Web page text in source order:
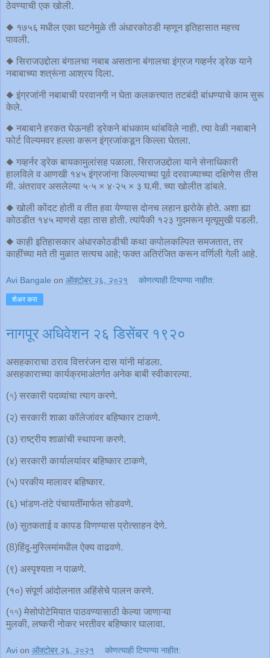
ठेवण्याची एक खोली.
◆ १७५६ मधील एका घटनेमुळे ती अंधारकोठडी म्हणून इतिहासात महत्त्व
पावली.
◆ सिराजउद्दोला बंगालचा नबाब असताना बंगालचा इंग्रज गव्हर्नर ड्रेक याने
नबाबाच्या शत्रूंना आश्रय दिला.
◆ इंग्रजांनी नबाबाची परवानगी न घेता कलकत्त्यात तटबंदी बांधण्याचे काम सुरू
केले.
◆ नबाबाने हरकत घेऊनही ड्रेकने बांधकाम थांबविले नाही. त्या वेळी नबाबाने
फोर्ट विल्यमवर हल्ला करून इंग्रजांकडून किल्ला घेतला.
◆ गव्हर्नर ड्रेक बायकामुलांसह पळाला. सिराजउद्दोला याने सेनाधिकारी
हालविले व आणखी १४५ इंग्रजांना किल्ल्याच्या पूर्व दरवाज्याच्या दक्षिणेस तीस
मी. अंतरावर असलेल्या ५·५ × ४·२५ × ३ घ.मी. च्या खोलीत डांबले.
◆ खोली कोंदट होती व तीत हवा येण्यास दोनच लहान झरोके होते. अशा ह्या
कोठडीत १४५ माणसे दहा तास होती. त्यांपैकी १२३ गुदमरून मृत्यूमुखी पडली.
◆ काही इतिहासकार अंधारकोठडीची कथा कपोलकल्पित समजतात, तर
काहींच्या मते ती मुळात सत्यच आहे; फक्त अतिरंजित करून वर्णिली गेली आहे.
Avi Bangale on ऑक्टोबर २६, २०२१ कोणत्याही टिप्पण्‍या नाहीत:
शेअर करा
नागपूर अधिवेशन २६ डिसेंबर १९२०
असहकाराचा ठराव वित्तरंजन दास यांनी मांडला.
असहकाराच्या कार्यक्रमाअंतर्गत अनेक बाबी स्वीकारल्या.
(৭) सरकारी पदव्यांचा त्याग करणे.
(२) सरकारी शाळा कॉलेजांवर बहिष्कार टाकणे.
(३) राष्ट्रीय शाळांची स्थापना करणे.
(४) सरकारी कार्यालयांवर बहिष्कार टाकणे,
(५) परकीय मालावर बहिष्कार.
(६) भांडण-तंटे पंचायतींमार्फत सोडवणे.
(७) सुतकताई व कापड विणण्यास प्रोत्साहन देणे.
(8)हिंदू-मुस्लिमांमधील ऐक्य वाढवणे.
(९) अस्पृश्यता न पाळणे.
(१०) संपूर्ण आंदोलनात अहिंसेचे पालन करणे.
(৭৭) मेसोपोटेमियात पाठवण्यासाठी केल्या जाणाऱ्या
मुलकी, लष्करी नोकर भरतीवर बहिष्कार घालावा.
Avi on ऑक्टोबर २६, २०२१ कोणत्याही टिप्पण्‍या नाहीत: